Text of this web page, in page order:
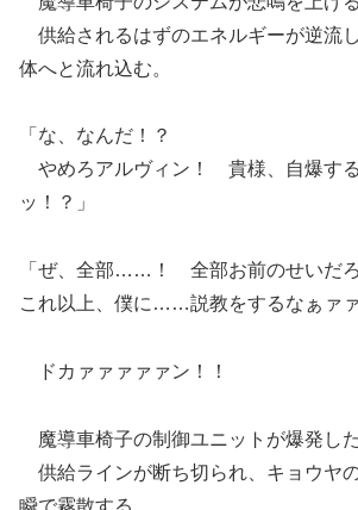
供給されるはずのエネルギーが逆流
体へと流れ込む。
「な、なんだ！？
やめろアルヴィン！ 貴様、自爆す
ッ！？」
「ぜ、全部……！ 全部お前のせいだ
これ以上、僕に……説教をするなぁァァ
ドカァァァァァン！！
魔導車椅子の制御ユニットが爆発した
供給ラインが断ち切られ、キョウヤ
瞬で霧散する。